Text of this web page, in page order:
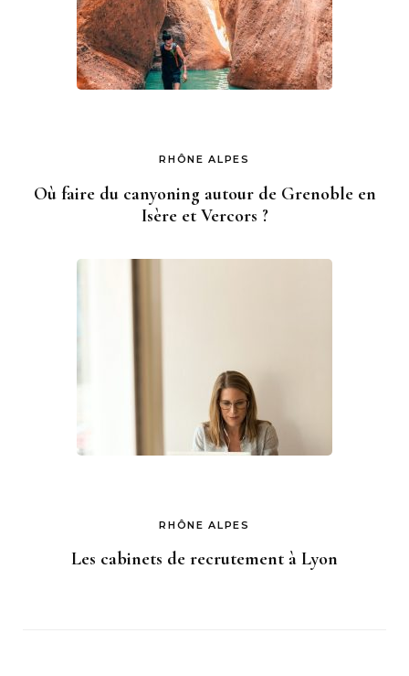
RHÔNE ALPES
Où faire du canyoning autour de Grenoble en
Isère et Vercors ?
RHÔNE ALPES
Les cabinets de recrutement à Lyon